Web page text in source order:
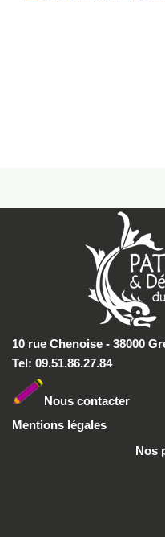
10 rue Chenoise - 38000
Tel: 09.51.86.27.84
Nous contacter
Mentions légales
Nos